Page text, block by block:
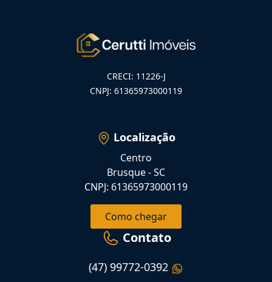
CRECI: 11226-J
CNPJ: 61365973000119
Localização
Centro
Brusque - SC
CNPJ: 61365973000119
Como chegar
Contato
(47) 99772-0392